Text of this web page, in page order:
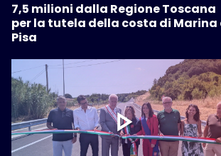
7,5 milioni dalla Regione Toscana
per la tutela della costa di Marina
Pisa